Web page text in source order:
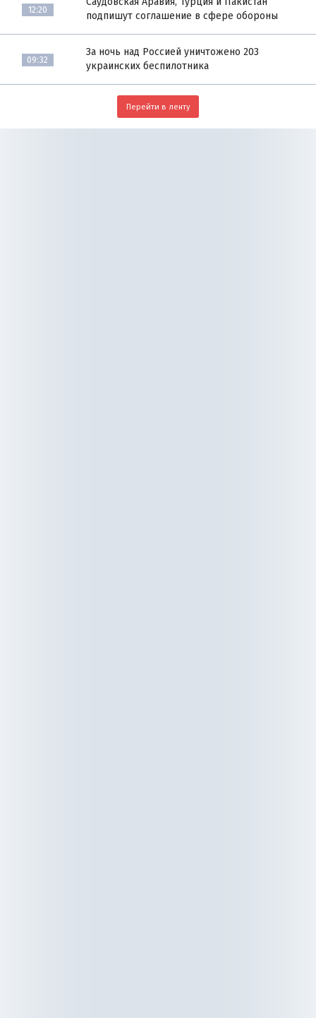
12:20
подпишут соглашение в сфере обороны
09:32
За ночь над Россией уничтожено 203
украинских беспилотника
Перейти в ленту